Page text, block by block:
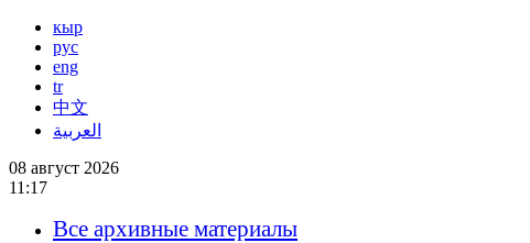
кыр
рус
eng
tr
中文
العربية
08 август 2026
11:17
Все архивные материалы